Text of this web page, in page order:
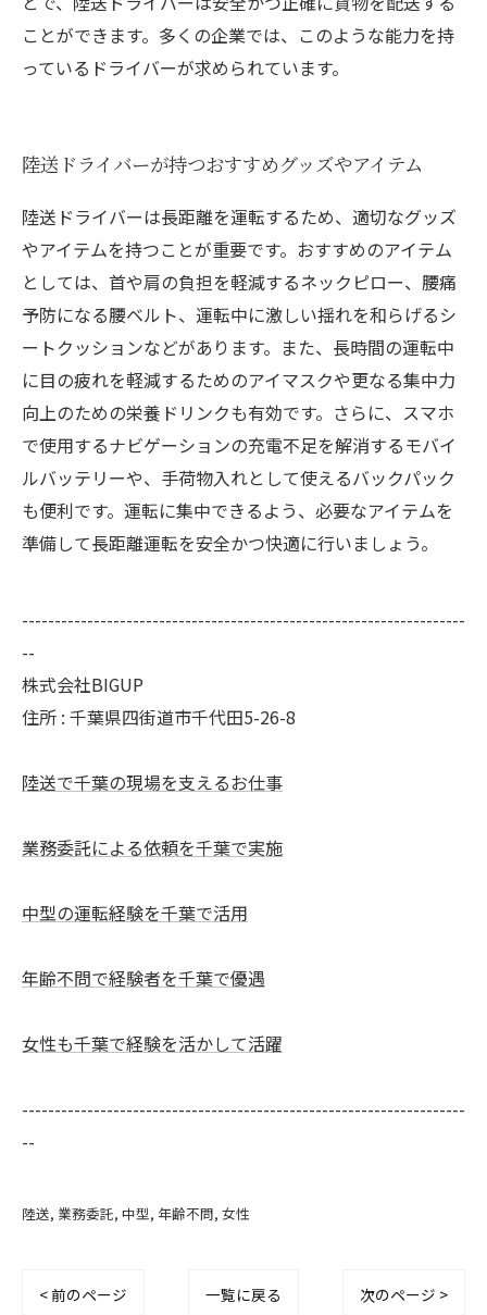
ことができます。多くの企業では、このような能力を持
っているドライバーが求められています。
陸送ドライバーが持つおすすめグッズやアイテム
陸送ドライバーは長距離を運転するため、適切なグッズ
やアイテムを持つことが重要です。おすすめのアイテム
としては、首や肩の負担を軽減するネックピロー、腰痛
予防になる腰ベルト、運転中に激しい揺れを和らげるシ
ートクッションなどがあります。また、長時間の運転中
に目の疲れを軽減するためのアイマスクや更なる集中力
向上のための栄養ドリンクも有効です。さらに、スマホ
で使用するナビゲーションの充電不足を解消するモバイ
ルバッテリーや、手荷物入れとして使えるバックパック
も便利です。運転に集中できるよう、必要なアイテムを
準備して長距離運転を安全かつ快適に行いましょう。
--------------------------------------------------------------------
--
株式会社BIGUP
住所 : 千葉県四街道市千代田5-26-8
陸送で千葉の現場を支えるお仕事
業務委託による依頼を千葉で実施
中型の運転経験を千葉で活用
年齢不問で経験者を千葉で優遇
女性も千葉で経験を活かして活躍
--------------------------------------------------------------------
--
陸送 業務委託 中型 年齢不問 女性
< 前のページ 一覧に戻る 次のページ >